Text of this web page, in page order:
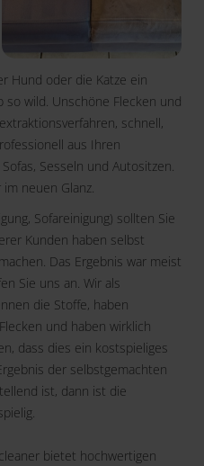
Hund oder die Katze ein
so wild. Unschöne Flecken und
schnell,
aus Ihren
Sesseln und Autositzen.
neuen Glanz.
Sofareinigung) sollten Sie
Kunden haben selbst
Das Ergebnis war meist
Sie uns an. Wir als
die Stoffe, haben
und haben wirklich
dass dies ein kostspieliges
der selbstgemachten
ist, dann ist die
bietet hochwertigen